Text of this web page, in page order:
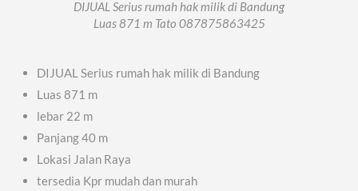
DIJUAL Serius rumah hak milik di Bandung
Luas 871 m Tato 087875863425
DIJUAL Serius rumah hak milik di Bandung
Luas 871 m
lebar 22 m
Panjang 40 m
Lokasi Jalan Raya
tersedia Kpr mudah dan murah